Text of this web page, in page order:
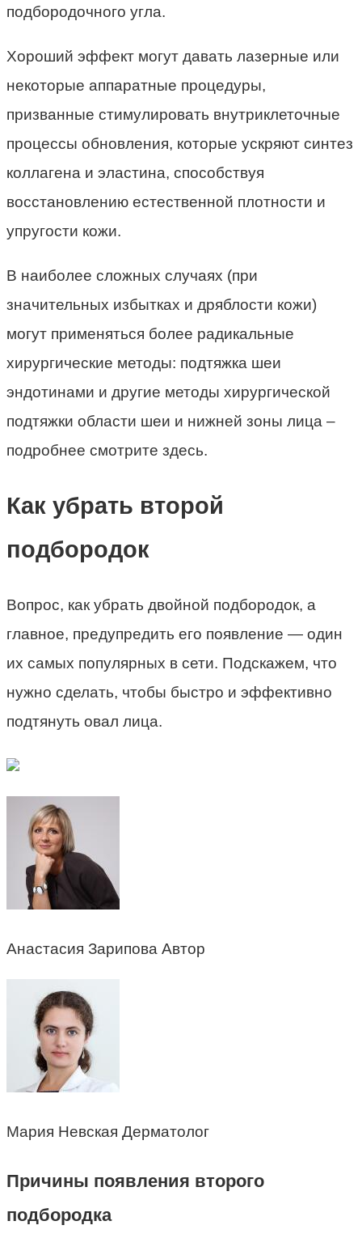
подбородочного угла.
Хороший эффект могут давать лазерные или
некоторые аппаратные процедуры,
призванные стимулировать внутриклеточные
процессы обновления, которые ускряют синтез
коллагена и эластина, способствуя
восстановлению естественной плотности и
упругости кожи.
В наиболее сложных случаях (при
значительных избытках и дряблости кожи)
могут применяться более радикальные
хирургические методы: подтяжка шеи
эндотинами и другие методы хирургической
подтяжки области шеи и нижней зоны лица –
подробнее смотрите здесь.
Как убрать второй
подбородок
Вопрос, как убрать двойной подбородок, а
главное, предупредить его появление — один
их самых популярных в сети. Подскажем, что
нужно сделать, чтобы быстро и эффективно
подтянуть овал лица.
Анастасия Зарипова Автор
Мария Невская Дерматолог
Причины появления второго
подбородка